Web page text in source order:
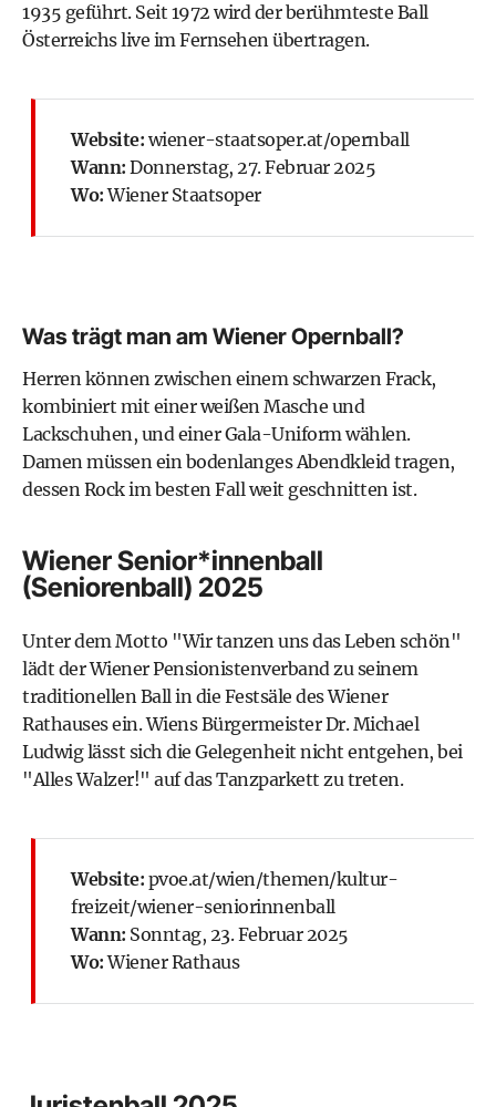
1935 geführt. Seit 1972 wird der berühmteste Ball
Österreichs live im Fernsehen übertragen.
Website: wiener-staatsoper.at/opernball
Wann: Donnerstag, 27. Februar 2025
Wo: Wiener Staatsoper
Was trägt man am Wiener Opernball?
Herren können zwischen einem schwarzen Frack,
kombiniert mit einer weißen Masche und
Lackschuhen, und einer Gala-Uniform wählen.
Damen müssen ein bodenlanges Abendkleid tragen,
dessen Rock im besten Fall weit geschnitten ist.
Wiener Senior*innenball
(Seniorenball) 2025
Unter dem Motto "Wir tanzen uns das Leben schön"
lädt der Wiener Pensionistenverband zu seinem
traditionellen Ball in die Festsäle des Wiener
Rathauses ein. Wiens BürgermeisterDr. Michael
Ludwiglässt sich die Gelegenheit nicht entgehen, bei
"Alles Walzer!" auf das Tanzparkett zu treten.
Website: pvoe.at/wien/themen/kultur-
freizeit/wiener-seniorinnenball
Wann: Sonntag, 23. Februar 2025
Wo: Wiener Rathaus